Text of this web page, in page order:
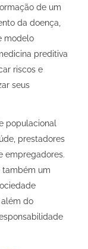
de um
da doença,
modelo
preditiva
riscos e
seus
populacional
prestadores
empregadores.
também um
do